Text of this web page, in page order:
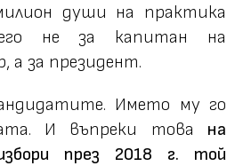
души на практика
не за капитан на
а за президент.
Името му го
И въпреки това на
през 2018 г. той